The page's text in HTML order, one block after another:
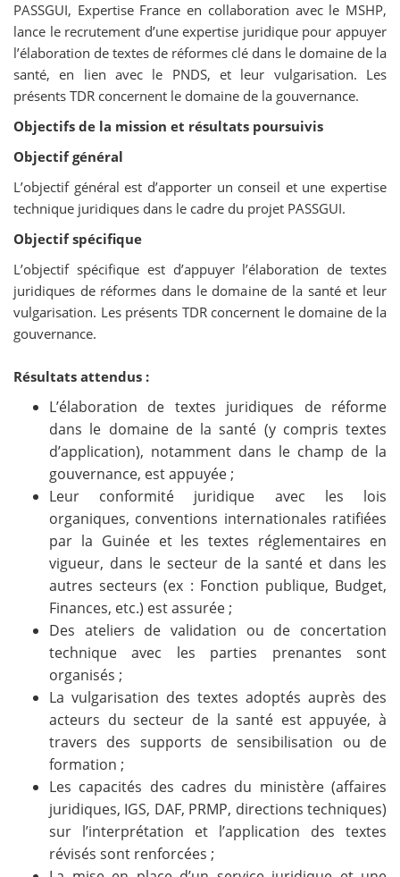
PASSGUI, Expertise France en collaboration avec le MSHP,
lance le recrutement d’une expertise juridique pour appuyer
l’élaboration de textes de réformes clé dans le domaine de la
santé, en lien avec le PNDS, et leur vulgarisation. Les
présents TDR concernent le domaine de la gouvernance.
Objectifs de la mission et résultats poursuivis
Objectif général
L’objectif général est d’apporter un conseil et une expertise
technique juridiques dans le cadre du projet PASSGUI.
Objectif spécifique
L’objectif spécifique est d’appuyer l’élaboration de textes
juridiques de réformes dans le domaine de la santé et leur
vulgarisation. Les présents TDR concernent le domaine de la
gouvernance.
Résultats attendus :
L’élaboration de textes juridiques de réforme
dans le domaine de la santé (y compris textes
d’application), notamment dans le champ de la
gouvernance, est appuyée ;
Leur conformité juridique avec les lois
organiques, conventions internationales ratifiées
par la Guinée et les textes réglementaires en
vigueur, dans le secteur de la santé et dans les
autres secteurs (ex : Fonction publique, Budget,
Finances, etc.) est assurée ;
Des ateliers de validation ou de concertation
technique avec les parties prenantes sont
organisés ;
La vulgarisation des textes adoptés auprès des
acteurs du secteur de la santé est appuyée, à
travers des supports de sensibilisation ou de
formation ;
Les capacités des cadres du ministère (affaires
juridiques, IGS, DAF, PRMP, directions techniques)
sur l’interprétation et l’application des textes
révisés sont renforcées ;